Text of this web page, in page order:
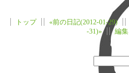
トップ «前の日記(2012-01-29)
-31)»
編集